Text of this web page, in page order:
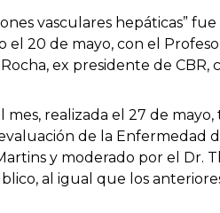
vasculares hepáticas”
el 20 de mayo, con el
ex presidente de CBR,
mes, realizada el 27 de
de la Enfermedad
y moderado por el Dr.
al igual que los